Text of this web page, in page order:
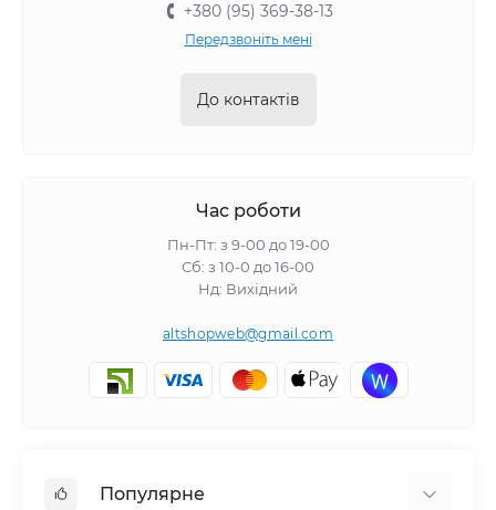
+380 (95) 369-38-13
Передзвоніть мені
До контактів
Час роботи
Пн-Пт: з 9-00 до 19-00
Сб: з 10-0 до 16-00
Нд: Вихідний
altshopweb@gmail.com
Популярне